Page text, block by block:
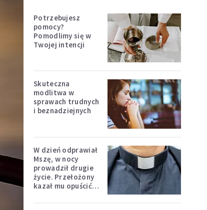
Potrzebujesz
pomocy?
Pomodlimy się w
Twojej intencji
Skuteczna
modlitwa w
sprawach trudnych
i beznadziejnych
W dzień odprawiał
Mszę, w nocy
prowadził drugie
życie. Przełożony
kazał mu opuścić